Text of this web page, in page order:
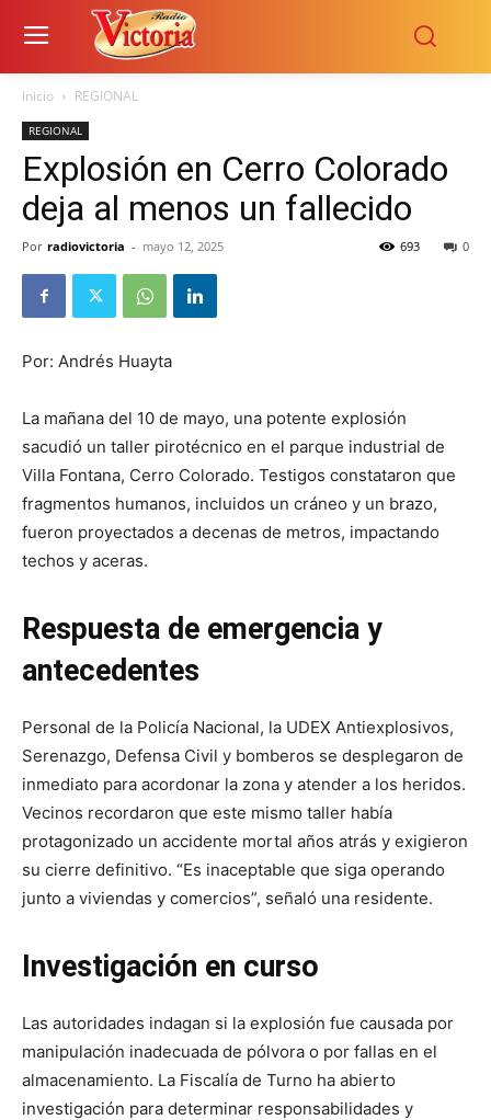
Inicio REGIONAL
REGIONAL
Explosión en Cerro Colorado
deja al menos un fallecido
Por radiovictoria - mayo 12, 2025 0
693
Por: Andrés Huayta
La mañana del 10 de mayo, una potente explosión
sacudió un taller pirotécnico en el parque industrial de
Villa Fontana, Cerro Colorado. Testigos constataron que
fragmentos humanos, incluidos un cráneo y un brazo,
fueron proyectados a decenas de metros, impactando
techos y aceras.
Respuesta de emergencia y
antecedentes
Personal de la Policía Nacional, la UDEX Antiexplosivos,
Serenazgo, Defensa Civil y bomberos se desplegaron de
inmediato para acordonar la zona y atender a los heridos.
Vecinos recordaron que este mismo taller había
protagonizado un accidente mortal años atrás y exigieron
su cierre definitivo. “Es inaceptable que siga operando
junto a viviendas y comercios”, señaló una residente.
Investigación en curso
Las autoridades indagan si la explosión fue causada por
manipulación inadecuada de pólvora o por fallas en el
almacenamiento. La Fiscalía de Turno ha abierto
investigación para determinar responsabilidades y